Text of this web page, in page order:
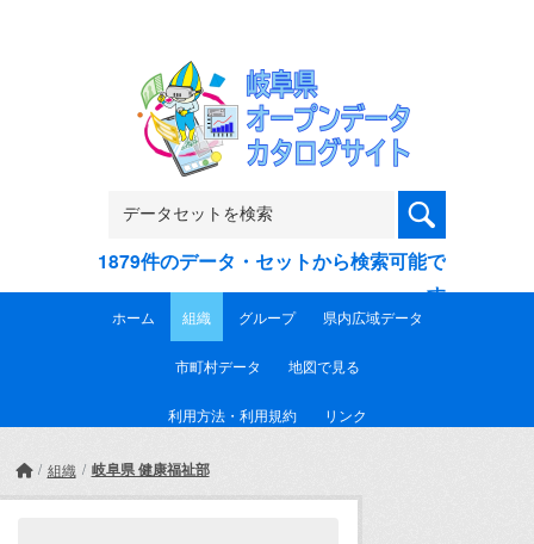
1879件のデータ・セットから検索可能で
す
ホーム 組織 グループ 県内広域データ
市町村データ 地図で見る
利用方法・利用規約 リンク
組織 岐阜県 健康福祉部